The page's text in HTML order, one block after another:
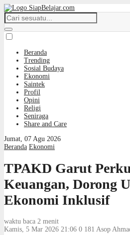
Beranda
Trending
Sosial Budaya
Ekonomi
Saintek
Profil
Opini
Religi
Seniraga
Share and Care
Jumat, 07 Agu 2026
Beranda Ekonomi
TPAKD Garut
Keuangan, Dorong
Ekonomi Inklusif
waktu baca 2 menit
Kamis, 5 Mar 2026 21:06 0 181 Asop